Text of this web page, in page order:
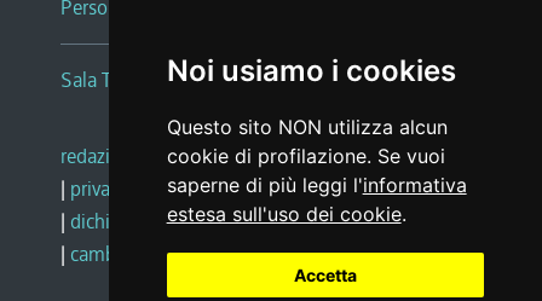
Noi usiamo i cookies
Questo sito NON utilizza alcun
cookie di profilazione. Se vuoi
saperne di più leggi l'informativa
estesa sull'uso dei cookie.
Accetta
Persone e Uffici
Sala Tiziano Tessitori
redazione web |note legali |glossario
| privacy
social media policy
| dichiarazione di accessibilità |feedback
| cambio preferenze cookie